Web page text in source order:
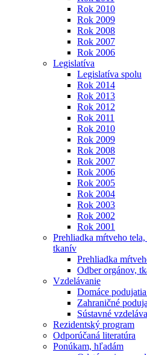
Rok 2010
Rok 2009
Rok 2008
Rok 2007
Rok 2006
Legislatíva
Legislatíva spolu
Rok 2014
Rok 2013
Rok 2012
Rok 2011
Rok 2010
Rok 2009
Rok 2008
Rok 2007
Rok 2006
Rok 2005
Rok 2004
Rok 2003
Rok 2002
Rok 2001
Prehliadka mŕtveho
tkanív
Prehliadka
Odber orgánov,
Vzdelávanie
Domáce
Zahraničné
Sústavné
Rezidentský program
Odporúčaná literatúra
Ponúkam, hľadám